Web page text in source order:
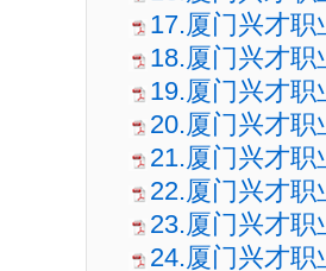
17.厦门兴才
18.厦门兴才
19.厦门兴才
20.厦门兴才
21.厦门兴才
22.厦门兴才
23.厦门兴才
24.厦门兴才